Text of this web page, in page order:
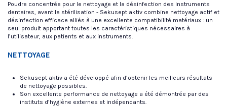
Poudre concentrée pour le nettoyage et la désinfection des instruments
dentaires, avant la stérilisation - Sekusept aktiv combine nettoyage actif et
désinfection efficace alliés à une excellente compatibilité matériaux : un
seul produit apportant toutes les caractéristiques nécessaires à
l’utilisateur, aux patients et aux instruments.
NETTOYAGE
Sekusept aktiv a été développé afin d’obtenir les meilleurs résultats
de nettoyage possibles.
Son excellente performance de nettoyage a été démontrée par des
instituts d’hygiène externes et indépendants.